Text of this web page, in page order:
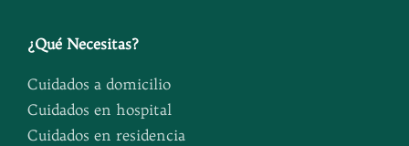
¿Qué Necesitas?
Cuidados a domicilio
Cuidados en hospital
Cuidados en residencia